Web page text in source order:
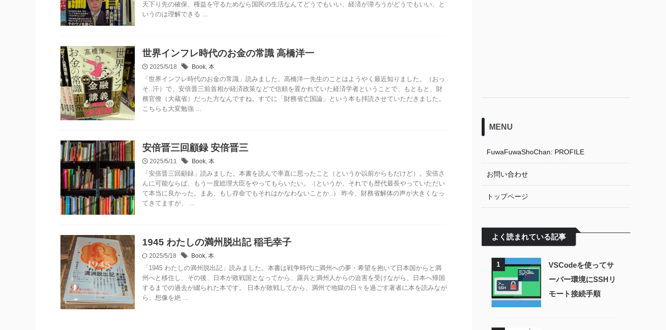
天下り先の確保、権益を守るためなら国民の生活なんてどうでもいい、経済が滞ろうがどうでもいい、と
いうのは理解できる ...
世界インフレ時代のお金の常識 高橋洋一
2025/5/18 Book, 本
「世界インフレ時代のお金の常識」読みました。高橋洋一先生のことはようやく最近知りました。（おっ
そ..汗）で、安倍晋三前首相が経済政策などで信頼を置かれていた経済学者ということで、もともと、財
務官僚（大蔵省）だった方なんですね。すでに「財務省亡国論」という本も拝読させていただきました。
こちらも大変勉強 ...
安倍晋三回顧録 安倍晋三
2025/5/11 Book, 本
「安倍晋三回顧録」読みました。本書を読んで率直に思ったこと（というか以前からもだけど）。安倍さ
んに可能ならば、もう一度総理大臣をやってもらいたい。（というか、それでも歴代最長やっていただい
て本当に良かった。まあ、もし存命でもそれはかなわないことか..） 昨今、財務省解体の声が大きくなっ
てきてますが、 ...
1945 わたしの満州脱出記 稲毛幸子
2025/5/18 Book, 本
「1945 わたしの満州脱出記」読みました。本書は戦争時代に満州への夢・希望を抱いて日本国からと満
州へと移住し、その後、日本が敗戦国となってから、露兵と満州人からの迫害を受けながら、日本へ帰国
するまでの過去が綴られた本です。 日本が敗戦してから、満州で地獄の日々を過ごす著者に本を読みなが
ら、想像を絶 ...
MENU
FuwaFuwaShoChan: PROFILE
お問い合わせ
トップページ
よく読まれている記事
1
VSCodeを使ってサ
ーバー環境にSSHリ
モート接続手順